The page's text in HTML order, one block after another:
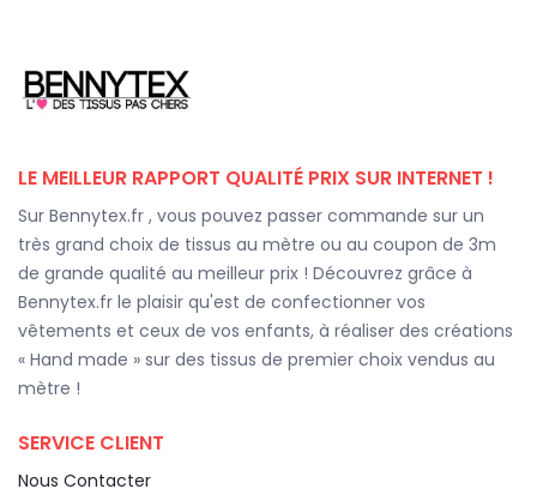
LE MEILLEUR RAPPORT QUALITÉ PRIX SUR INTERNET !
Sur Bennytex.fr , vous pouvez passer commande sur un
très grand choix de tissus au mètre ou au coupon de 3m
de grande qualité au meilleur prix ! Découvrez grâce à
Bennytex.fr le plaisir qu'est de confectionner vos
vêtements et ceux de vos enfants, à réaliser des créations
« Hand made » sur des tissus de premier choix vendus au
mètre !
SERVICE CLIENT
Nous Contacter